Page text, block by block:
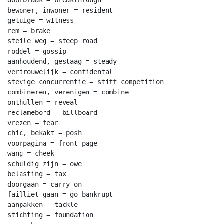
bewoner, inwoner = resident
getuige = witness
rem = brake
steile weg = steep road
roddel = gossip
aanhoudend, gestaag = steady
vertrouwelijk = confidental
stevige concurrentie = stiff competition
combineren, verenigen = combine
onthullen = reveal
reclamebord = billboard
vrezen = fear
chic, bekakt = posh
voorpagina = front page
wang = cheek
schuldig zijn = owe
belasting = tax
doorgaan = carry on
failliet gaan = go bankrupt
aanpakken = tackle
stichting = foundation